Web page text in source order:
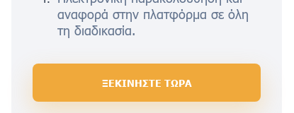
αναφορά στην πλατφόρμα σε όλη
τη διαδικασία.
ΞΕΚΙΝΗΣΤΕ ΤΩΡΑ